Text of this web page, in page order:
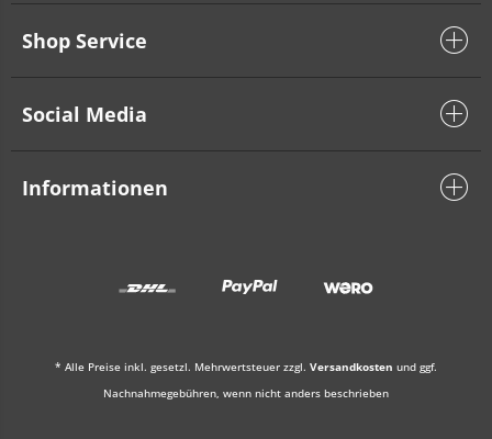
Shop Service
Social Media
Informationen
* Alle Preise inkl. gesetzl. Mehrwertsteuer zzgl. Versandkosten und ggf.
Nachnahmegebühren, wenn nicht anders beschrieben